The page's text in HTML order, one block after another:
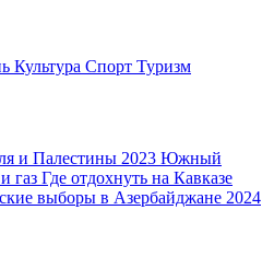
Культура Спорт Туризм
и Палестины 2023 Южный
газ Где отдохнуть на Кавказе
выборы в Азербайджане 2024